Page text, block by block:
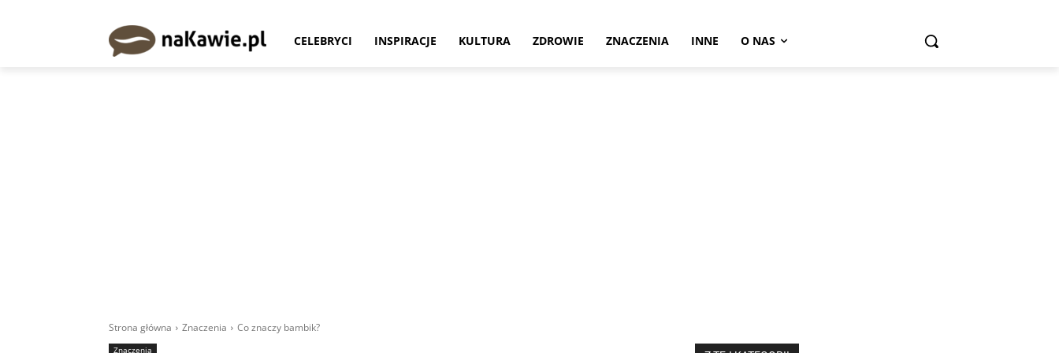
CELEBRYCI INSPIRACJE KULTURA ZDROWIE ZNACZENIA INNE O NAS
Strona główna Znaczenia Co znaczy bambik?
Znaczenia